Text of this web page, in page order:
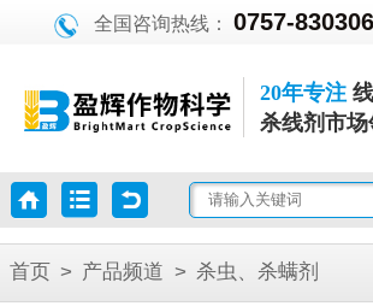
全国咨询热线：0757-
20年专注线
杀线剂市
首页 > 产品频道 > 杀虫、杀螨剂